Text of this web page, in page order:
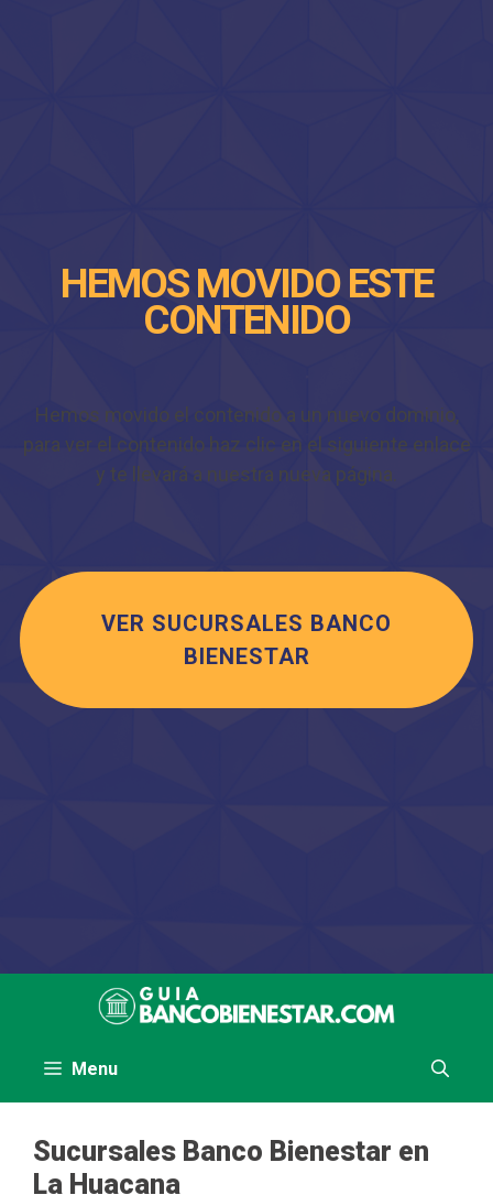
HEMOS MOVIDO ESTE
CONTENIDO
Hemos movido el contenido a un nuevo dominio,
para ver el contenido haz clic en el siguiente enlace
y te llevará a nuestra nueva página.
VER SUCURSALES BANCO
BIENESTAR
Menu
Sucursales Banco Bienestar en
La Huacana